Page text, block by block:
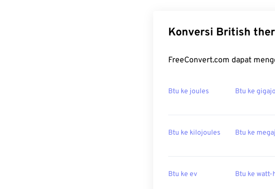
Konversi British
FreeConvert.com dapat
Btu ke joules Btu ke
Btu ke kilojoules Btu ke
Btu ke ev Btu ke watt-